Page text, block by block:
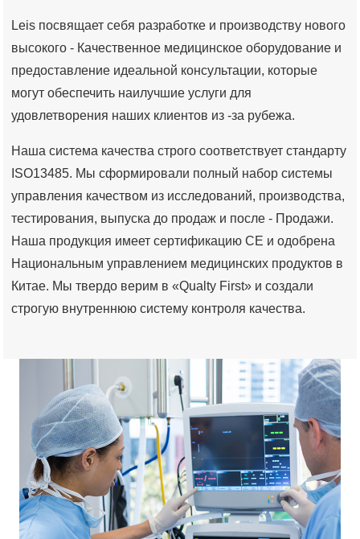
Leis посвящает себя разработке и производству нового
высокого - Качественное медицинское оборудование и
предоставление идеальной консультации, которые
могут обеспечить наилучшие услуги для
удовлетворения наших клиентов из -за рубежа.
Наша система качества строго соответствует стандарту
ISO13485. Мы сформировали полный набор системы
управления качеством из исследований, производства,
тестирования, выпуска до продаж и после - Продажи.
Наша продукция имеет сертификацию CE и одобрена
Национальным управлением медицинских продуктов в
Китае. Мы твердо верим в «Qualty First» и создали
строгую внутреннюю систему контроля качества.